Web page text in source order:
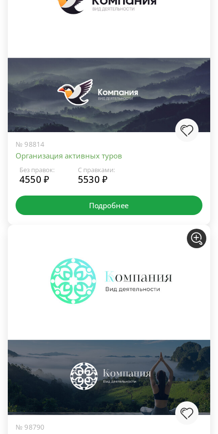
№ 98814
Организация активных туров
Без правок:
4550 ₽
С правками:
5530 ₽
Подробнее
№ 98790